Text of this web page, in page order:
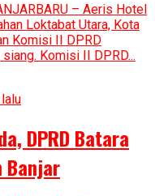
– Aeris Hotel
Loktabat Utara, Kota
Komisi II DPRD
Komisi II DPRD...
DPRD Batara
Banjar